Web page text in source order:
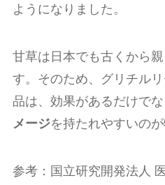
ようになりました。
甘草は日本でも古くから
す。そのため、グリチル
品は、効果があるだけでな
メージを持たれやすいのが
参考：国立研究開発法人